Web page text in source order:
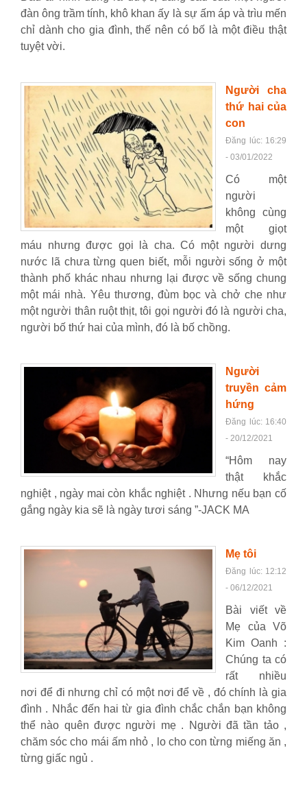
đàn ông trầm tính, khô khan ấy là sự ấm áp và trìu mến
chỉ dành cho gia đình, thế nên có bố là một điều thật
tuyệt vời.
Người cha
thứ hai của
con
Đăng lúc: 16:29
- 03/01/2022
Có một
người
không cùng
một giọt
máu nhưng được gọi là cha. Có một người dưng
nước lã chưa từng quen biết, mỗi người sống ở một
thành phố khác nhau nhưng lại được về sống chung
một mái nhà. Yêu thương, đùm bọc và chở che như
một người thân ruột thịt, tôi gọi người đó là người cha,
người bố thứ hai của mình, đó là bố chồng.
Người
truyền cảm
hứng
Đăng lúc: 16:40
- 20/12/2021
“Hôm nay
thật khắc
nghiệt , ngày mai còn khắc nghiệt . Nhưng nếu bạn cố
gắng ngày kia sẽ là ngày tươi sáng ”-JACK MA
Mẹ tôi
Đăng lúc: 12:12
- 06/12/2021
Bài viết về
Mẹ của Võ
Kim Oanh :
Chúng ta có
rất nhiều
nơi để đi nhưng chỉ có một nơi để về , đó chính là gia
đình . Nhắc đến hai từ gia đình chắc chắn bạn không
thể nào quên được người mẹ . Người đã tần tảo ,
chăm sóc cho mái ấm nhỏ , lo cho con từng miếng ăn ,
từng giấc ngủ .